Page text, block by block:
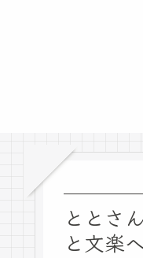
ととさ
と文楽へ